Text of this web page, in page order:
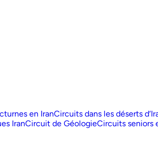
en IranCircuits dans les déserts
IranCircuit de GéologieCircuits seniors